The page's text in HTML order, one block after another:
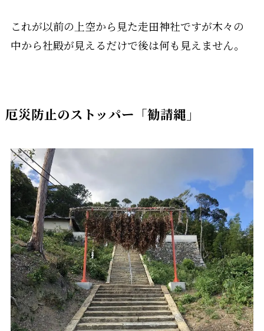
これが以前の上空から見た走田神社ですが木々の
中から社殿が見えるだけで後は何も見えません。
厄災防止のストッパー「勧請縄」